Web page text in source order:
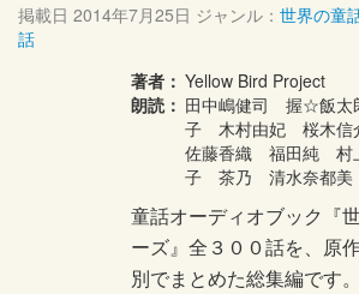
掲載日 2014年7月25日 ジャンル： 世界の童
話
著者： Yellow Bird Project
朗読： 田中嶋健司 握☆飯
子 木村由妃 桜木
佐藤香織 福田純 村
子 茶乃 清水奈都
童話オーディオブック『
ーズ』全３００話を、原
別でまとめた総集編です